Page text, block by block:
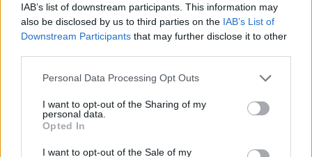
IAB’s list of downstream participants. This information may
also be disclosed by us to third parties on the IAB’s List of
Downstream Participants that may further disclose it to other
Please note that this website/app uses one or more Google
not limited to your visit or usage behaviour. You may click to
grant or deny consent to Google and its third-party tags to
use your data for below specified purposes in below Google
consent section.
Personal Data Processing Opt Outs
I want to opt-out of the Sharing of my
personal data.
Opted In
I want to opt-out of the Sale of my
Elő az arcfestéket, jön Abbath!